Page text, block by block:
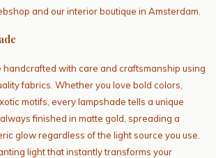
and our interior boutique in Amsterdam.
handcrafted with care and craftsmanship using
fabrics. Whether you love bold colors,
motifs, every lampshade tells a unique
finished in matte gold, spreading a
glow regardless of the light source you use.
light that instantly transforms your